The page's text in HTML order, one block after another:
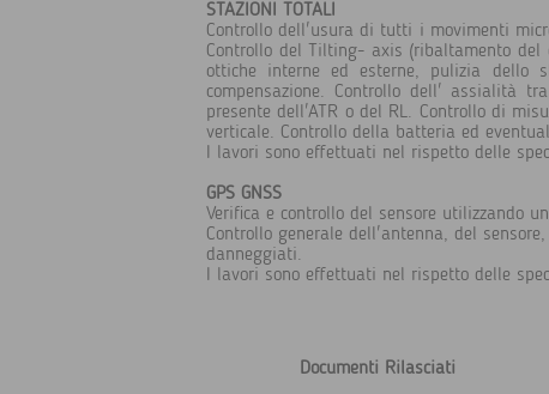
STAZIONI TOTALI
Controllo dell'usura di tutti i movimenti
Controllo del Tilting- axis (ribaltamento
ottiche interne ed esterne, pulizia dello
compensazione. Controllo dell' assialità
presente dell'ATR o del RL. Controllo di
verticale. Controllo della batteria ed
I lavori sono effettuati nel rispetto delle
GPS GNSS
Verifica e controllo del sensore utilizzando
Controllo generale dell'antenna, del
danneggiati.
I lavori sono effettuati nel rispetto delle
Documenti Rilasciati